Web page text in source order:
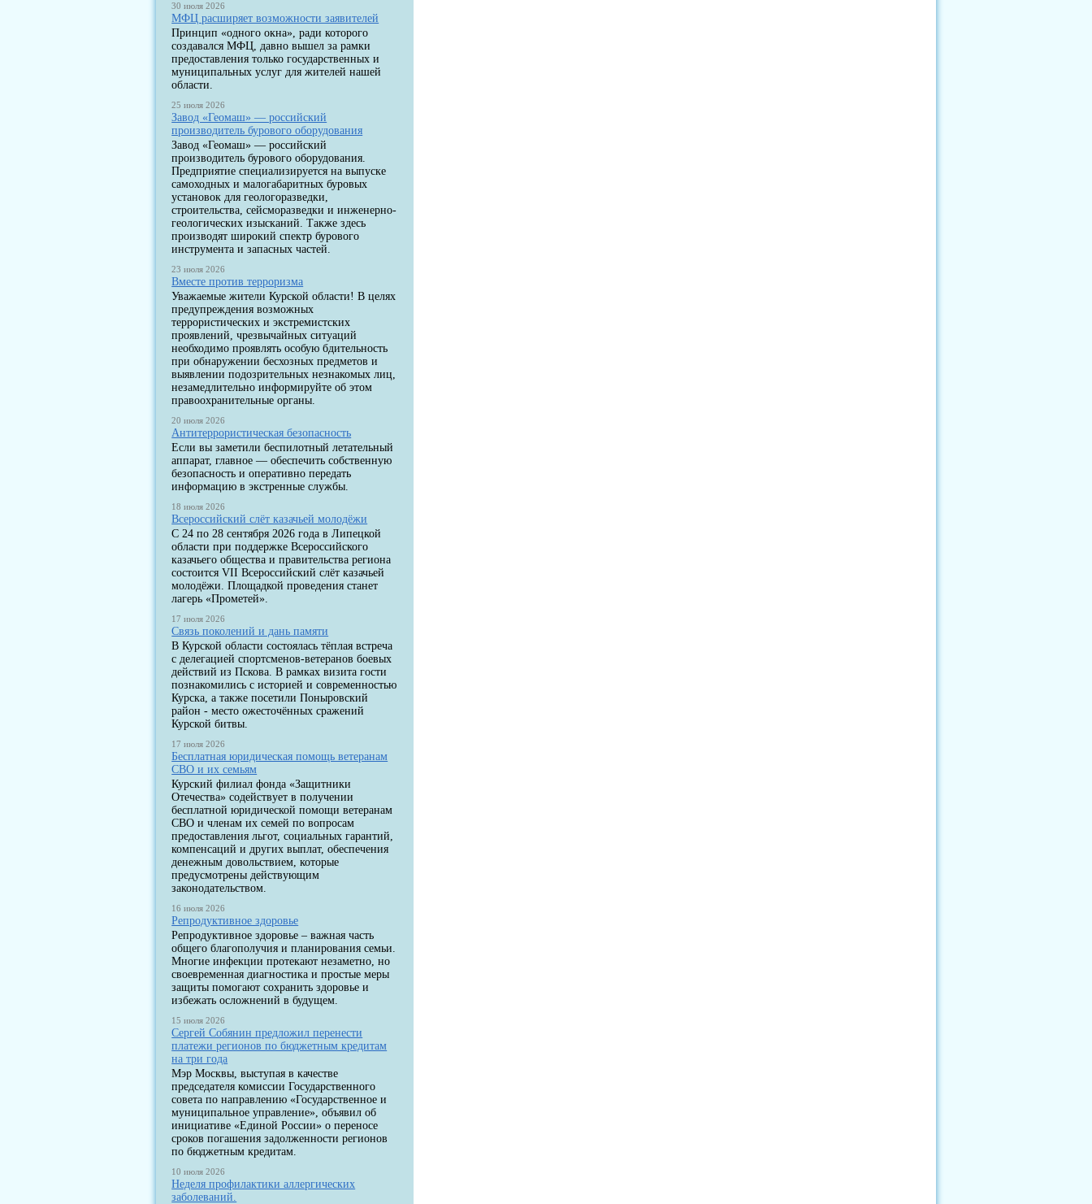
30 июля 2026
МФЦ расширяет возможности заявителей
Принцип «одного окна», ради которого
создавался МФЦ, давно вышел за рамки
предоставления только государственных и
муниципальных услуг для жителей нашей
области.
25 июля 2026
Завод «Геомаш» — российский
производитель бурового оборудования
Завод «Геомаш» — российский
производитель бурового оборудования.
Предприятие специализируется на выпуске
самоходных и малогабаритных буровых
установок для геологоразведки,
строительства, сейсморазведки и инженерно-
геологических изысканий. Также здесь
производят широкий спектр бурового
инструмента и запасных частей.
23 июля 2026
Вместе против терроризма
Уважаемые жители Курской области! В целях
предупреждения возможных
террористических и экстремистских
проявлений, чрезвычайных ситуаций
необходимо проявлять особую бдительность
при обнаружении бесхозных предметов и
выявлении подозрительных незнакомых лиц,
незамедлительно информируйте об этом
правоохранительные органы.
20 июля 2026
Антитеррористическая безопасность
Если вы заметили беспилотный летательный
аппарат, главное — обеспечить собственную
безопасность и оперативно передать
информацию в экстренные службы.
18 июля 2026
Всероссийский слёт казачьей молодёжи
С 24 по 28 сентября 2026 года в Липецкой
области при поддержке Всероссийского
казачьего общества и правительства региона
состоится VII Всероссийский слёт казачьей
молодёжи. Площадкой проведения станет
лагерь «Прометей».
17 июля 2026
Связь поколений и дань памяти
В Курской области состоялась тёплая встреча
с делегацией спортсменов-ветеранов боевых
действий из Пскова. В рамках визита гости
познакомились с историей и современностью
Курска, а также посетили Поныровский
район - место ожесточённых сражений
Курской битвы.
17 июля 2026
Бесплатная юридическая помощь ветеранам
СВО и их семьям
Курский филиал фонда «Защитники
Отечества» содействует в получении
бесплатной юридической помощи ветеранам
СВО и членам их семей по вопросам
предоставления льгот, социальных гарантий,
компенсаций и других выплат, обеспечения
денежным довольствием, которые
предусмотрены действующим
законодательством.
16 июля 2026
Репродуктивное здоровье
Репродуктивное здоровье – важная часть
общего благополучия и планирования семьи.
Многие инфекции протекают незаметно, но
своевременная диагностика и простые меры
защиты помогают сохранить здоровье и
избежать осложнений в будущем.
15 июля 2026
Сергей Собянин предложил перенести
платежи регионов по бюджетным кредитам
на три года
Мэр Москвы, выступая в качестве
председателя комиссии Государственного
совета по направлению «Государственное и
муниципальное управление», объявил об
инициативе «Единой России» о переносе
сроков погашения задолженности регионов
по бюджетным кредитам.
10 июля 2026
Неделя профилактики аллергических
заболеваний.